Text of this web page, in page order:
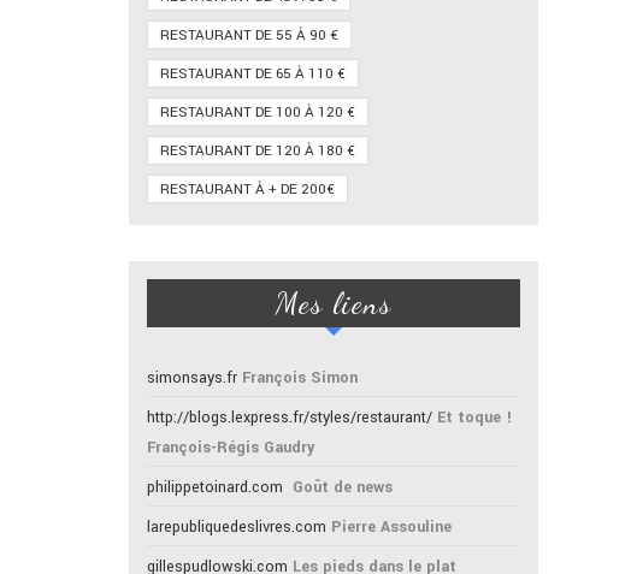
RESTAURANT DE 55 À 90 €
RESTAURANT DE 65 À 110 €
RESTAURANT DE 100 À 120 €
RESTAURANT DE 120 À 180 €
RESTAURANT À + DE 200€
Mes liens
simonsays.fr François Simon
http://blogs.lexpress.fr/styles/restaurant/ Et toque !
François-Régis Gaudry
philippetoinard.com Goût de news
larepubliquedeslivres.com Pierre Assouline
gillespudlowski.com Les pieds dans le plat